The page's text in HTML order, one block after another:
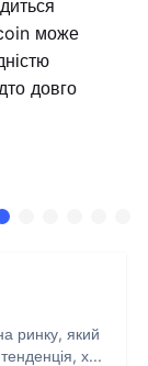
може
довго
ринку, який
х...